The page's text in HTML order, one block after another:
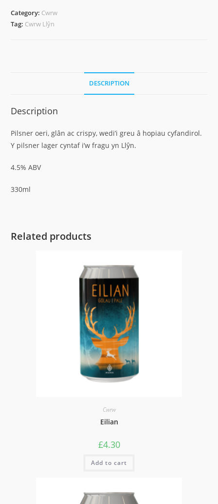
Category: Cwrw
Tag: Cwrw Llŷn
DESCRIPTION
Description
Pilsner oeri, glân ac crispy, wedi’i greu â hopiau cyfandirol.
Y pilsner lager cyntaf i’w fragu yn Llŷn.
4.5% ABV
330ml
Related products
Cwrw
Eilian
£4.30
Add to cart